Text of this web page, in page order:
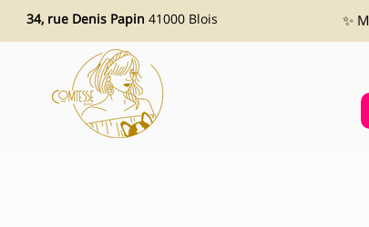
34, rue Denis Papin 41000 Blois ✨